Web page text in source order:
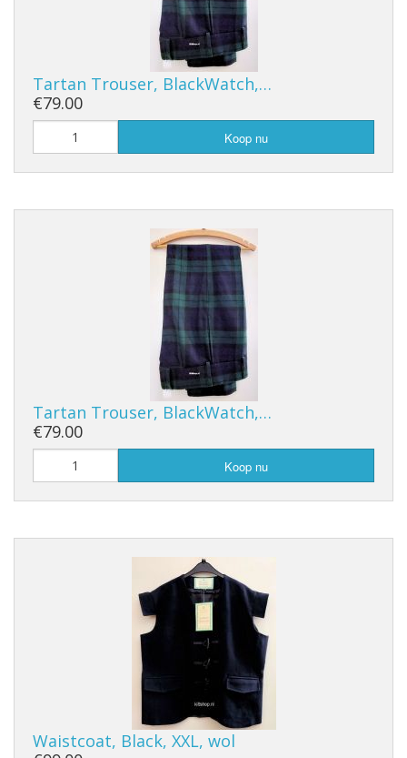
Tartan Trouser, BlackWatch,…
€79.00
Koop nu
Tartan Trouser, BlackWatch,…
€79.00
Koop nu
Waistcoat, Black, XXL, wol